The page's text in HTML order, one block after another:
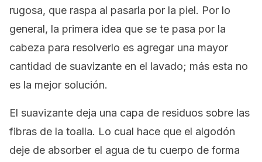
rugosa, que raspa al pasarla por la piel. Por lo
general, la primera idea que se te pasa por la
cabeza para resolverlo es agregar una mayor
cantidad de suavizante en el lavado; más esta no
es la mejor solución.
El suavizante deja una capa de residuos sobre las
fibras de la toalla. Lo cual hace que el algodón
deje de absorber el agua de tu cuerpo de forma